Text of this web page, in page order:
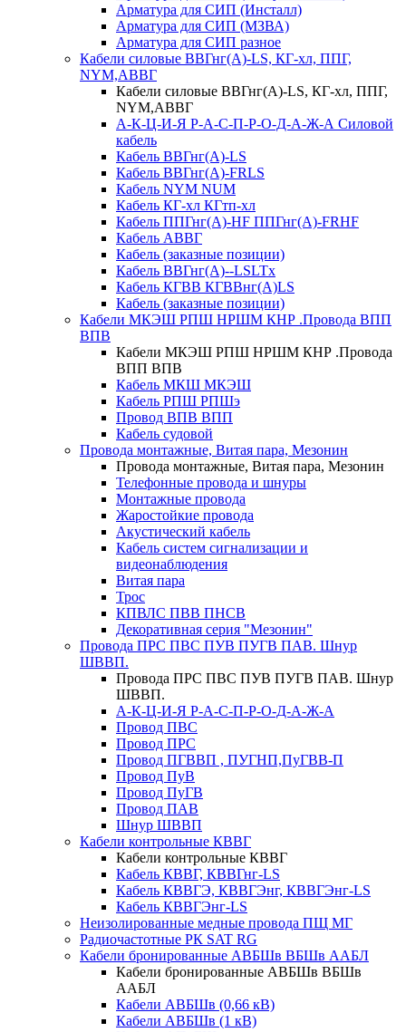
Арматура для СИП (Инсталл)
Арматура для СИП (МЗВА)
Арматура для СИП разное
Кабели силовые ВВГнг(А)-LS, КГ-хл, ППГ,
NYM,АВВГ
Кабели силовые ВВГнг(А)-LS, КГ-хл, ППГ,
NYM,АВВГ
А-К-Ц-И-Я Р-А-С-П-Р-О-Д-А-Ж-А Силовой
кабель
Кабель ВВГнг(А)-LS
Кабель ВВГнг(А)-FRLS
Кабель NYM NUM
Кабель КГ-хл КГтп-хл
Кабель ППГнг(А)-HF ППГнг(А)-FRHF
Кабель АВВГ
Кабель (заказные позиции)
Кабель ВВГнг(А)--LSLTx
Кабель КГВВ КГВВнг(А)LS
Кабель (заказные позиции)
Кабели МКЭШ РПШ НРШМ КНР .Провода ВПП
ВПВ
Кабели МКЭШ РПШ НРШМ КНР .Провода
ВПП ВПВ
Кабель МКШ МКЭШ
Кабель РПШ РПШэ
Провод ВПВ ВПП
Кабель судовой
Провода монтажные, Витая пара, Мезонин
Провода монтажные, Витая пара, Мезонин
Телефонные провода и шнуры
Монтажные провода
Жаростойкие провода
Акустический кабель
Кабель систем сигнализации и
видеонаблюдения
Витая пара
Трос
КПВЛС ПВВ ПНСВ
Декоративная серия "Мезонин"
Провода ПРС ПВС ПУВ ПУГВ ПАВ. Шнур
ШВВП.
Провода ПРС ПВС ПУВ ПУГВ ПАВ. Шнур
ШВВП.
А-К-Ц-И-Я Р-А-С-П-Р-О-Д-А-Ж-А
Провод ПВС
Провод ПРС
Провод ПГВВП , ПУГНП,ПуГВВ-П
Провод ПуВ
Провод ПуГВ
Провод ПАВ
Шнур ШВВП
Кабели контрольные КВВГ
Кабели контрольные КВВГ
Кабель КВВГ, КВВГнг-LS
Кабель КВВГЭ, КВВГЭнг, КВВГЭнг-LS
Кабель КВВГЭнг-LS
Неизолированные медные провода ПЩ МГ
Радиочастотные РК SAT RG
Кабели бронированные АВБШв ВБШв ААБЛ
Кабели бронированные АВБШв ВБШв
ААБЛ
Кабели АВБШв (0,66 кВ)
Кабели АВБШв (1 кВ)